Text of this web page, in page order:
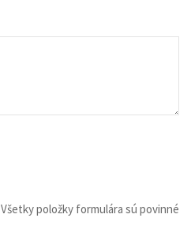
Všetky položky formulára sú povinné